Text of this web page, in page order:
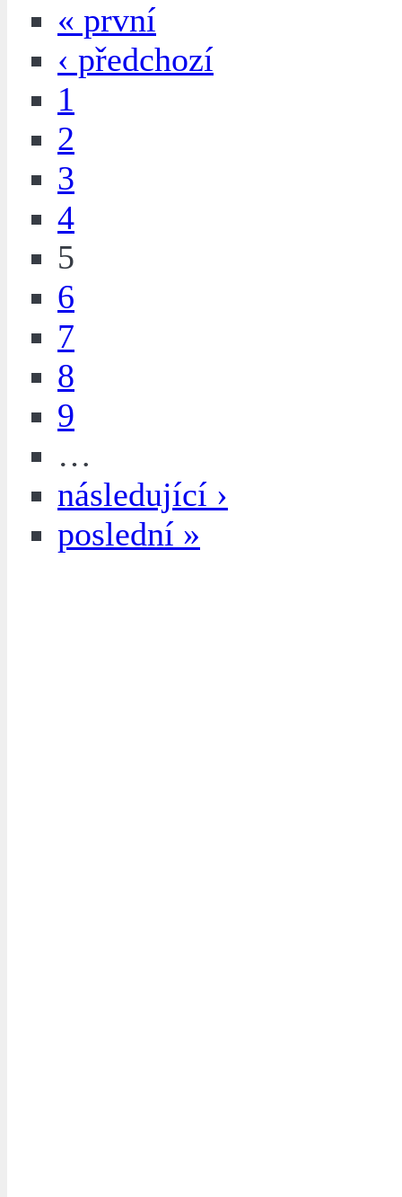
« první
‹ předchozí
1
2
3
4
5
6
7
8
9
…
následující ›
poslední »